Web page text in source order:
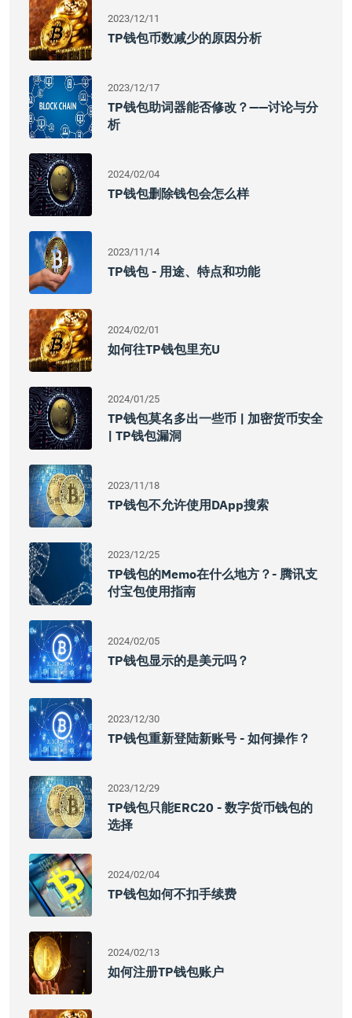
2023/12/11
TP钱包币数减少的原因分析
2023/12/17
TP钱包助词器能否修改？——讨论与分
析
2024/02/04
TP钱包删除钱包会怎么样
2023/11/14
TP钱包 - 用途、特点和功能
2024/02/01
如何往TP钱包里充U
2024/01/25
TP钱包莫名多出一些币 | 加密货币安全
| TP钱包漏洞
2023/11/18
TP钱包不允许使用DApp搜索
2023/12/25
TP钱包的Memo在什么地方？- 腾讯支
付宝包使用指南
2024/02/05
TP钱包显示的是美元吗？
2023/12/30
TP钱包重新登陆新账号 - 如何操作？
2023/12/29
TP钱包只能ERC20 - 数字货币钱包的
选择
2024/02/04
TP钱包如何不扣手续费
2024/02/13
如何注册TP钱包账户